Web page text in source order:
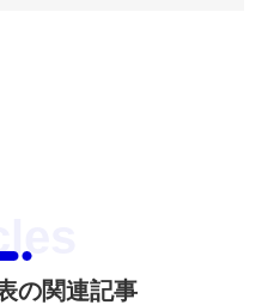
の関連記事